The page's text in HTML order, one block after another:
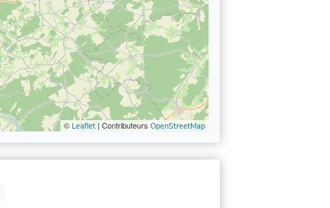
© Leaflet | Contributeurs OpenStreetMap